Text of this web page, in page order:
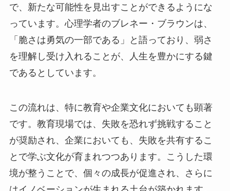
で、新たな可能性を見出すことができるようにな
っています。心理学者のブレネー・ブラウンは、
「脆さは勇気の一部である」と語っており、弱さ
を理解し受け入れることが、人生を豊かにする鍵
であるとしています。
この流れは、特に教育や企業文化においても顕著
です。教育現場では、失敗を恐れず挑戦すること
が奨励され、企業においても、失敗を共有するこ
とで学ぶ文化が育まれつつあります。こうした環
境が整うことで、個々の成長が促進され、さらに